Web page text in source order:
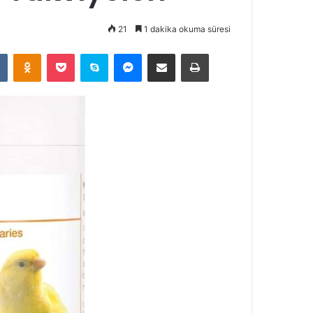
21 1 dakika okuma süresi
VKontakteOdnoklassniki
Pocket Skype Messenger
E-Posta ile paylaş Yazdır